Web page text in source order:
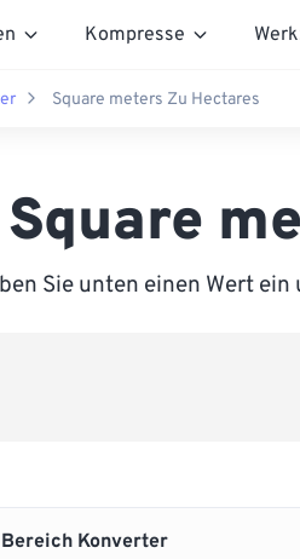
Kompresse
Square meters Zu Hectares
Square
Sie unten einen Wert